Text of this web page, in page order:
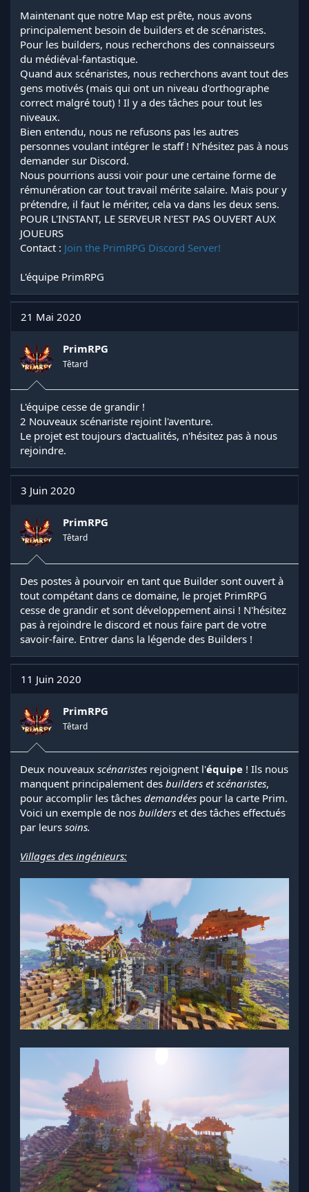
Maintenant que notre Map est prête, nous avons
principalement besoin de builders et de scénaristes.
Pour les builders, nous recherchons des connaisseurs
du médiéval-fantastique.
Quand aux scénaristes, nous recherchons avant tout des
gens motivés (mais qui ont un niveau d'orthographe
correct malgré tout) ! Il y a des tâches pour tout les
niveaux.
Bien entendu, nous ne refusons pas les autres
personnes voulant intégrer le staff ! N’hésitez pas à nous
demander sur Discord.
Nous pourrions aussi voir pour une certaine forme de
rémunération car tout travail mérite salaire. Mais pour y
prétendre, il faut le mériter, cela va dans les deux sens.
POUR L'INSTANT, LE SERVEUR N'EST PAS OUVERT AUX
JOUEURS
Contact : Join the PrimRPG Discord Server!
L'équipe PrimRPG
21 Mai 2020
PrimRPG
Têtard
L'équipe cesse de grandir !
2 Nouveaux scénariste rejoint l'aventure.
Le projet est toujours d'actualités, n'hésitez pas à nous
rejoindre.
3 Juin 2020
PrimRPG
Têtard
Des postes à pourvoir en tant que Builder sont ouvert à
tout compétant dans ce domaine, le projet PrimRPG
cesse de grandir et sont développement ainsi ! N'hésitez
pas à rejoindre le discord et nous faire part de votre
savoir-faire. Entrer dans la légende des Builders !
11 Juin 2020
PrimRPG
Têtard
Deux nouveaux scénaristes rejoignent l'équipe ! Ils nous
manquent principalement des builders et scénaristes,
pour accomplir les tâches demandées pour la carte Prim.
Voici un exemple de nos builders et des tâches effectués
par leurs soins.
Villages des ingénieurs: